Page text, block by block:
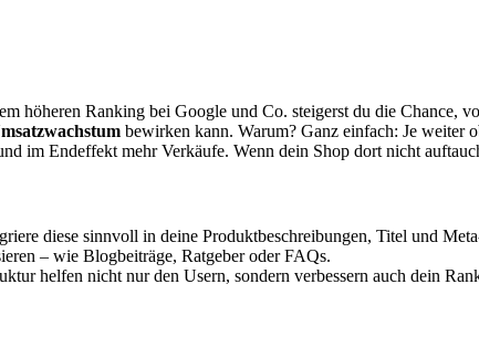
höheren Ranking bei Google und Co. steigerst du die Chance,
bewirken kann. Warum? Ganz einfach: Je weiter
im Endeffekt mehr Verkäufe. Wenn dein Shop dort nicht
diese sinnvoll in deine Produktbeschreibungen, Titel und
– wie Blogbeiträge, Ratgeber oder FAQs.
helfen nicht nur den Usern, sondern verbessern auch dein